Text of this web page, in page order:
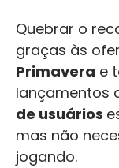
Quebrar o
graças às
Primavera e
lançamentos
de usuários
mas não
jogando.